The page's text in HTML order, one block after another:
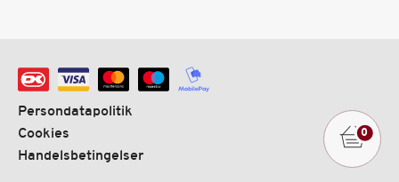
0
Persondatapolitik
Cookies
Handelsbetingelser